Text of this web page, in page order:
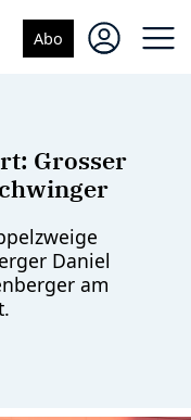
Abo
Grosser
Daniel
am